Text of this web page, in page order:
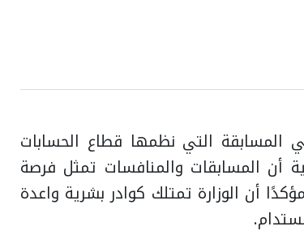
المسابقة التي نظمها قطاع الحسابات
أن المسابقات والمنافسات تمثل فرصة
أن الوزارة تمتلك كوادر بشرية واعدة